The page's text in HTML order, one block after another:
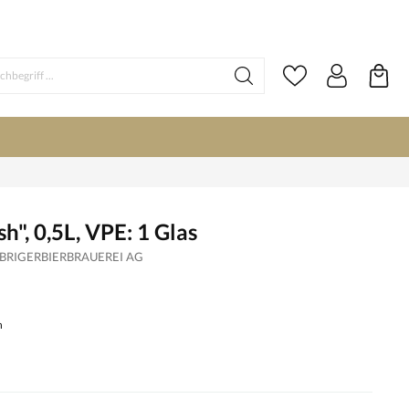
0,5L, VPE: 1 Glas
BRIGERBIERBRAUEREI AG